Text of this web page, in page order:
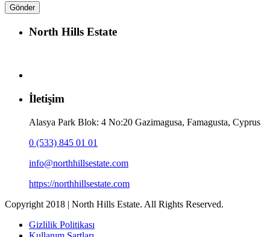
North Hills Estate
İletişim
Alasya Park Blok: 4 No:20 Gazimagusa, Famagusta, Cyprus
0 (533) 845 01 01
info@northhillsestate.com
https://northhillsestate.com
Copyright 2018 | North Hills Estate. All Rights Reserved.
Gizlilik Politikası